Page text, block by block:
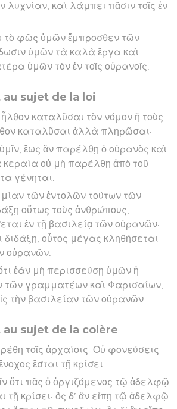
λυχνίαν, καὶ λάμπει πᾶσιν τοῖς ἐν
φῶς ὑμῶν ἔμπροσθεν τῶν
ὑμῶν τὰ καλὰ ἔργα καὶ
ὑμῶν τὸν ἐν τοῖς οὐρανοῖς.
sujet de la loi
ἦλθον καταλῦσαι τὸν νόμον ἢ τοὺς
καταλῦσαι ἀλλὰ πληρῶσαι·
ἕως ἂν παρέλθῃ ὁ οὐρανὸς καὶ
κεραία οὐ μὴ παρέλθῃ ἀπὸ τοῦ
γένηται.
τῶν ἐντολῶν τούτων τῶν
οὕτως τοὺς ἀνθρώπους,
ἐν τῇ βασιλείᾳ τῶν οὐρανῶν·
διδάξῃ, οὗτος μέγας κληθήσεται
οὐρανῶν.
ἐὰν μὴ περισσεύσῃ ὑμῶν ἡ
τῶν γραμματέων καὶ Φαρισαίων,
τὴν βασιλείαν τῶν οὐρανῶν.
sujet de la colère
τοῖς ἀρχαίοις· Οὐ φονεύσεις·
ἔσται τῇ κρίσει.
ὅτι πᾶς ὁ ὀργιζόμενος τῷ ἀδελφῷ
τῇ κρίσει· ὃς δ’ ἂν εἴπῃ τῷ ἀδελφῷ